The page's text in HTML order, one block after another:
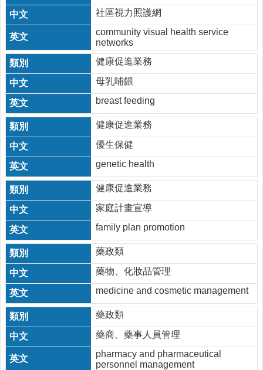
府
衛
生
局
智
慧
財
產
權
宣
告
隱
私
權
及
安
全
政
策
網
站
資
料
開
放
宣
告
社區視力照護網
community visual health service
networks
健康促進業務
母乳哺餵
breast feeding
健康促進業務
優生保健
genetic health
健康促進業務
家庭計畫宣導
family plan promotion
藥政類
藥物、化妝品管理
medicine and cosmetic management
藥政類
藥商、藥事人員管理
pharmacy and pharmaceutical
personnel management